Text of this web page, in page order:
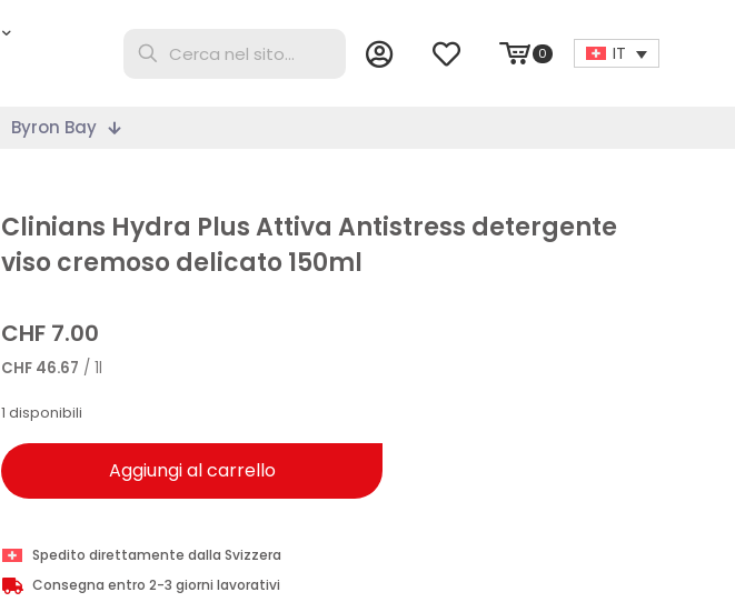
0 IT
Byron Bay
Clinians Hydra Plus Attiva Antistress detergente
viso cremoso delicato 150ml
CHF 7.00
CHF 46.67 / 1l
1 disponibili
Aggiungi al carrello
Spedito direttamente dalla Svizzera
Consegna entro 2-3 giorni lavorativi